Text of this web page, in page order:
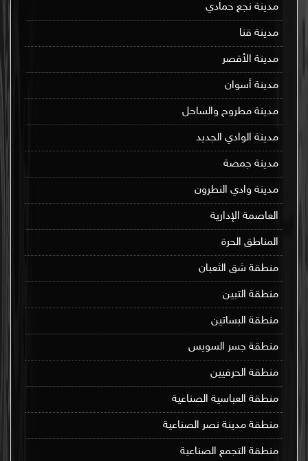
مدينة نجع حمادي
مدينة قنا
مدينة الأقصر
مدينة أسوان
مدينة مطروح والساحل
مدينة الوادي الجديد
مدينة جمصة
مدينة وادي النطرون
العاصمة الإدارية
المناطق الحرة
منطقة شق الثعبان
منطقة التبين
منطقة البساتين
منطقة جسر السويس
منطقة الحرفيين
منطقة العباسية الصناعية
منطقة مدينة نصر الصناعية
منطقة التجمع الصناعية